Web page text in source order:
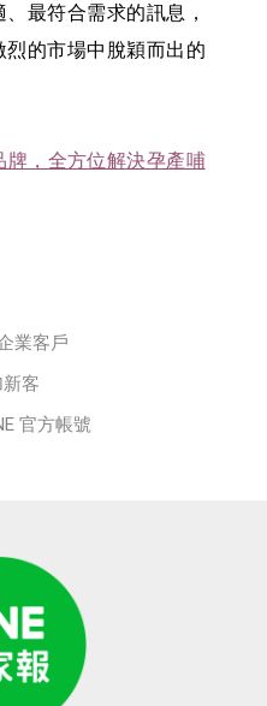
最符合需求的訊息，
的市場中脫穎而出的
牌，全方位解決孕產哺
業客戶
客
官方帳號